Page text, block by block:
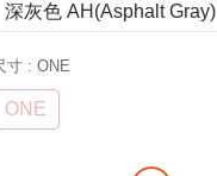
深灰色 AH(Asphalt Gray)
寸 : ONE
ONE